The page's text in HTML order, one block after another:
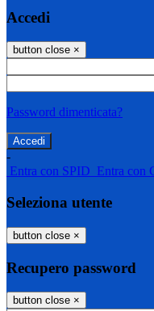
Accedi
button close ×
Password dimenticata?
-
Entra con SPID Entra con
Seleziona utente
button close ×
Recupero password
button close ×